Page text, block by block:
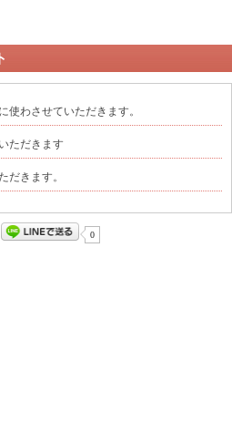
使わさせていただきます。
ただきます
だきます。
0